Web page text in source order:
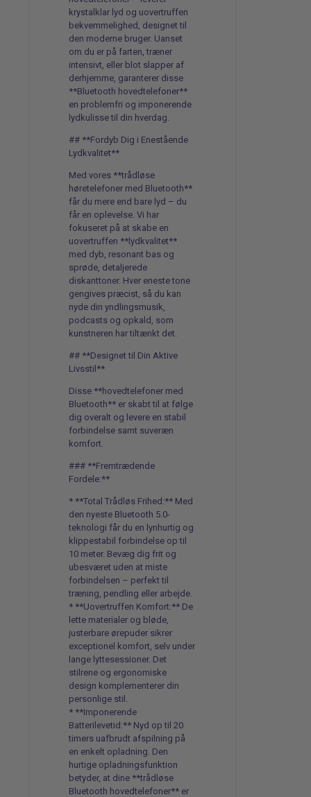
krystalklar lyd og uovertruffen
bekvemmelighed, designet til
den moderne bruger. Uanset
om du er på farten, træner
intensivt, eller blot slapper af
derhjemme, garanterer disse
**Bluetooth hovedtelefoner**
en problemfri og imponerende
lydkulisse til din hverdag.
## **Fordyb Dig i Enestående
Lydkvalitet**
Med vores **trådløse
høretelefoner med Bluetooth**
får du mere end bare lyd – du
får en oplevelse. Vi har
fokuseret på at skabe en
uovertruffen **lydkvalitet**
med dyb, resonant bas og
sprøde, detaljerede
diskanttoner. Hver eneste tone
gengives præcist, så du kan
nyde din yndlingsmusik,
podcasts og opkald, som
kunstneren har tiltænkt det.
## **Designet til Din Aktive
Livsstil**
Disse **hovedtelefoner med
Bluetooth** er skabt til at følge
dig overalt og levere en stabil
forbindelse samt suveræn
komfort.
### **Fremtrædende
Fordele:**
* **Total Trådløs Frihed:** Med
den nyeste Bluetooth 5.0-
teknologi får du en lynhurtig og
klippestabil forbindelse op til
10 meter. Bevæg dig frit og
ubesværet uden at miste
forbindelsen – perfekt til
træning, pendling eller arbejde.
* **Uovertruffen Komfort:** De
lette materialer og bløde,
justerbare ørepuder sikrer
exceptionel komfort, selv under
lange lyttesessioner. Det
stilrene og ergonomiske
design komplementerer din
personlige stil.
* **Imponerende
Batterilevetid:** Nyd op til 20
timers uafbrudt afspilning på
en enkelt opladning. Den
hurtige opladningsfunktion
betyder, at dine **trådløse
Bluetooth hovedtelefoner** er